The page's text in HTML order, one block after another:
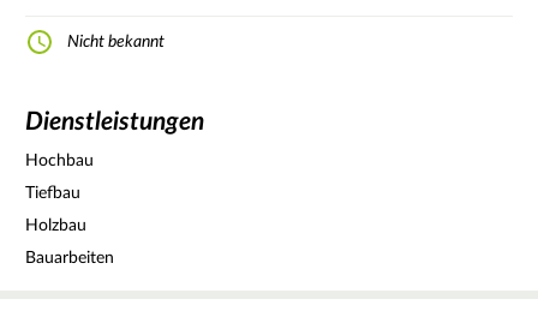
Nicht bekannt
Dienstleistungen
Hochbau
Tiefbau
Holzbau
Bauarbeiten